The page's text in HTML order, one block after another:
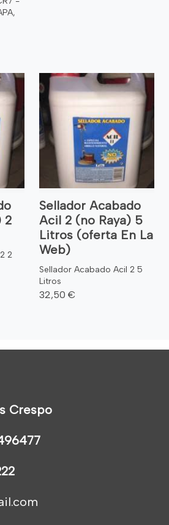
2
2
Sellador Acabado
Acil 2 (no Raya) 5
Litros (oferta En La
Web)
Sellador Acabado Acil 2 5
Litros
32,50 €
Crespo